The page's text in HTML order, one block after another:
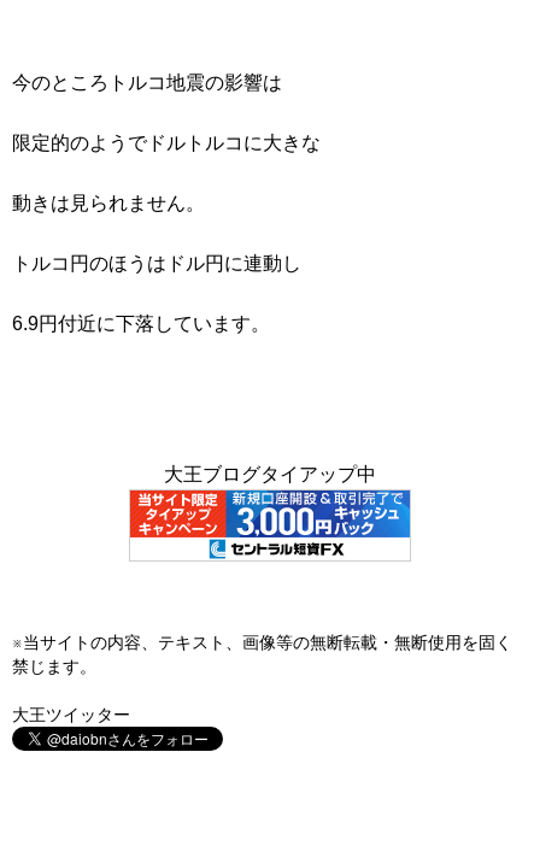
今のところトルコ地震の影響は
限定的のようでドルトルコに大きな
動きは見られません。
トルコ円のほうはドル円に連動し
6.9円付近に下落しています。
大王ブログタイアップ中
※当サイトの内容、テキスト、画像等の無断転載・無断使用を固く
禁じます。
大王ツイッター